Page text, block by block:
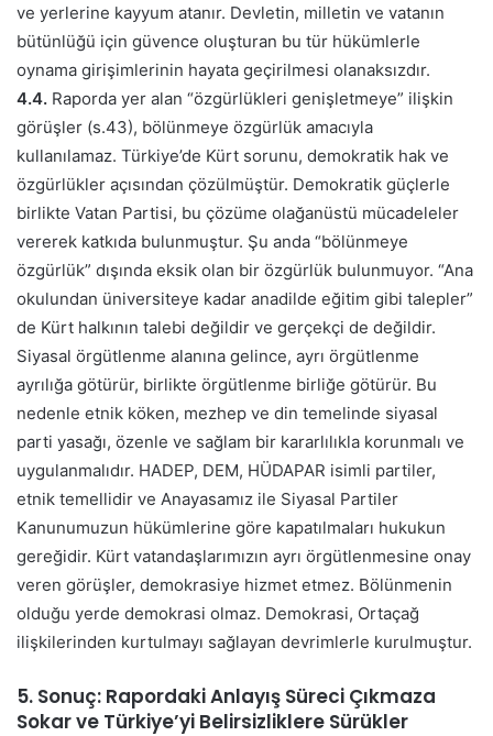
ve yerlerine kayyum atanır. Devletin, milletin ve vatanın
bütünlüğü için güvence oluşturan bu tür hükümlerle
oynama girişimlerinin hayata geçirilmesi olanaksızdır.
4.4. Raporda yer alan “özgürlükleri genişletmeye” ilişkin
görüşler (s.43), bölünmeye özgürlük amacıyla
kullanılamaz. Türkiye’de Kürt sorunu, demokratik hak ve
özgürlükler açısından çözülmüştür. Demokratik güçlerle
birlikte Vatan Partisi, bu çözüme olağanüstü mücadeleler
vererek katkıda bulunmuştur. Şu anda “bölünmeye
özgürlük” dışında eksik olan bir özgürlük bulunmuyor. “Ana
okulundan üniversiteye kadar anadilde eğitim gibi talepler”
de Kürt halkının talebi değildir ve gerçekçi de değildir.
Siyasal örgütlenme alanına gelince, ayrı örgütlenme
ayrılığa götürür, birlikte örgütlenme birliğe götürür. Bu
nedenle etnik köken, mezhep ve din temelinde siyasal
parti yasağı, özenle ve sağlam bir kararlılıkla korunmalı ve
uygulanmalıdır. HADEP, DEM, HÜDAPAR isimli partiler,
etnik temellidir ve Anayasamız ile Siyasal Partiler
Kanunumuzun hükümlerine göre kapatılmaları hukukun
gereğidir. Kürt vatandaşlarımızın ayrı örgütlenmesine onay
veren görüşler, demokrasiye hizmet etmez. Bölünmenin
olduğu yerde demokrasi olmaz. Demokrasi, Ortaçağ
ilişkilerinden kurtulmayı sağlayan devrimlerle kurulmuştur.
5. Sonuç: Rapordaki Anlayış Süreci Çıkmaza
Sokar ve Türkiye’yi Belirsizliklere Sürükler